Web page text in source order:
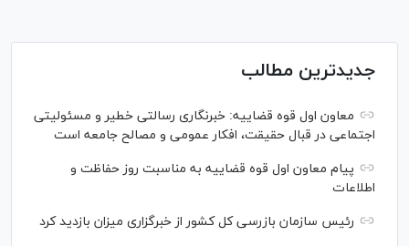
جدیدترین مطالب
معاون اول قوه قضاییه: خبرنگاری رسالتی خطیر و مسئولیتی
اجتماعی در قبال حقیقت، افکار عمومی و مصالح جامعه است
پیام معاون اول قوه قضاییه به مناسبت روز حفاظت و
اطلاعات
رئیس سازمان بازرسی کل کشور از خبرگزاری میزان بازدید کرد